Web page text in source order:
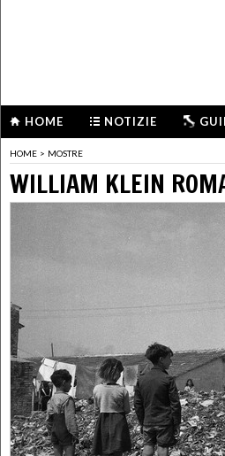
HOME NOTIZIE
HOME > MOSTRE
WILLIAM KLEIN